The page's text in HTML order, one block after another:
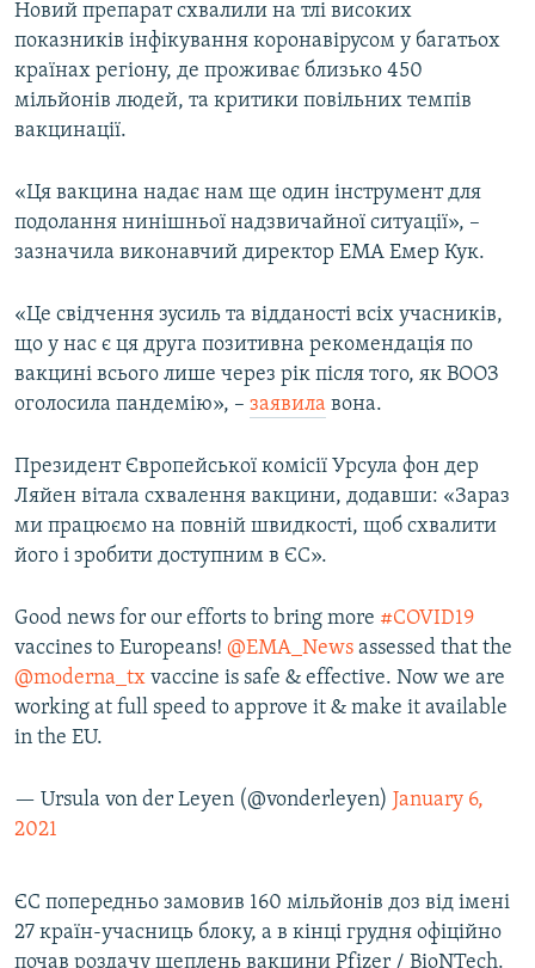
Усі сайти RFE/RL
Новий препарат схвалили на тлі високих
показників інфікування коронавірусом у багатьох
країнах регіону, де проживає близько 450
мільйонів людей, та критики повільних темпів
вакцинації.
«Ця вакцина надає нам ще один інструмент для
подолання нинішньої надзвичайної ситуації», –
зазначила виконавчий директор EMA Емер Кук.
«Це свідчення зусиль та відданості всіх учасників,
що у нас є ця друга позитивна рекомендація по
вакцині всього лише через рік після того, як ВООЗ
оголосила пандемію», – заявила вона.
Президент Європейської комісії Урсула фон дер
Ляйен вітала схвалення вакцини, додавши: «Зараз
ми працюємо на повній швидкості, щоб схвалити
його і зробити доступним в ЄС».
Good news for our efforts to bring more #COVID19
vaccines to Europeans! @EMA_News assessed that the
@moderna_tx vaccine is safe & effective. Now we are
working at full speed to approve it & make it available
in the EU.
— Ursula von der Leyen (@vonderleyen) January 6,
2021
ЄС попередньо замовив 160 мільйонів доз від імені
27 країн-учасниць блоку, а в кінці грудня офіційно
почав роздачу щеплень вакцини Pfizer / BioNTech.